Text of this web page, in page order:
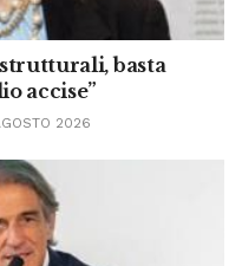
basta
accise”
2026